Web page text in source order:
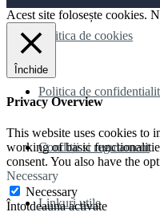
Politica de cookies
Politica de
Conditii si regulament
Linkuri utile
Acest site folosește cookies.
Închide
Privacy Overview
This website uses cookies to
working of basic
consent. You also have the
Necessary
Necessary
Întotdeauna activate